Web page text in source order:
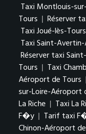
Taxi Montlouis-
Tours | Réserver
Taxi Joué-lès-
Taxi Saint-
Réserver taxi
Tours | Taxi
Aéroport de Tours |
sur-Loire-Aéroport
La Riche | Taxi La
F�y | Tarif taxi
Chinon-Aéroport